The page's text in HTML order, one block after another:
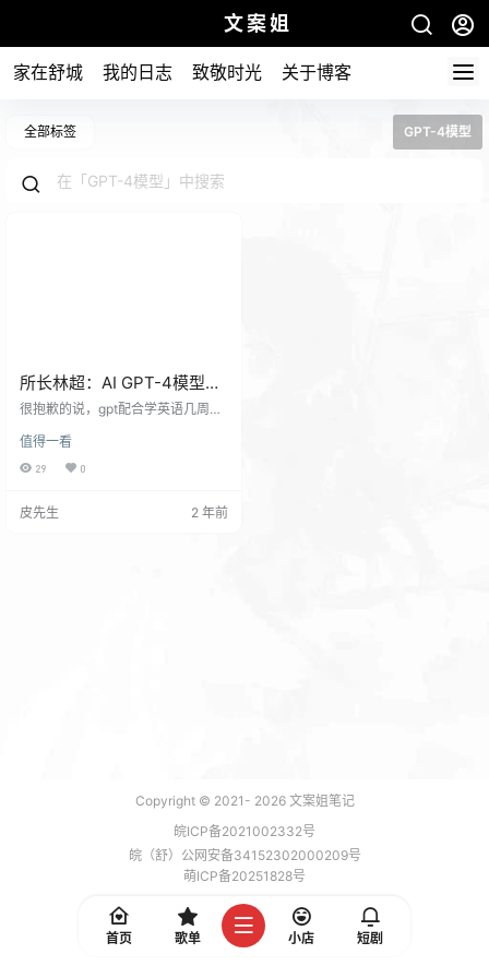
文案姐
家在舒城 我的日志 致敬时光 关于博客
全部标签 GPT-4模型
所长林超：AI GPT-4模型颠
覆教育行业，未来该学什
很抱歉的说，gpt配合学英语几周后
不夸张的说，ai的教学能力超过了我
初中到大学的所有老师（但和更高
课，回来要花一小时巩固、记忆和
值得一看
29 0
皮先生 2 年前
Copyright © 2021- 2026文案姐笔记
皖ICP备2021002332号
皖（舒）公网安备34152302000209号
萌ICP备20251828号
加载 7 能，功耗 0.1699 焦耳
首页
歌单 小店 短剧